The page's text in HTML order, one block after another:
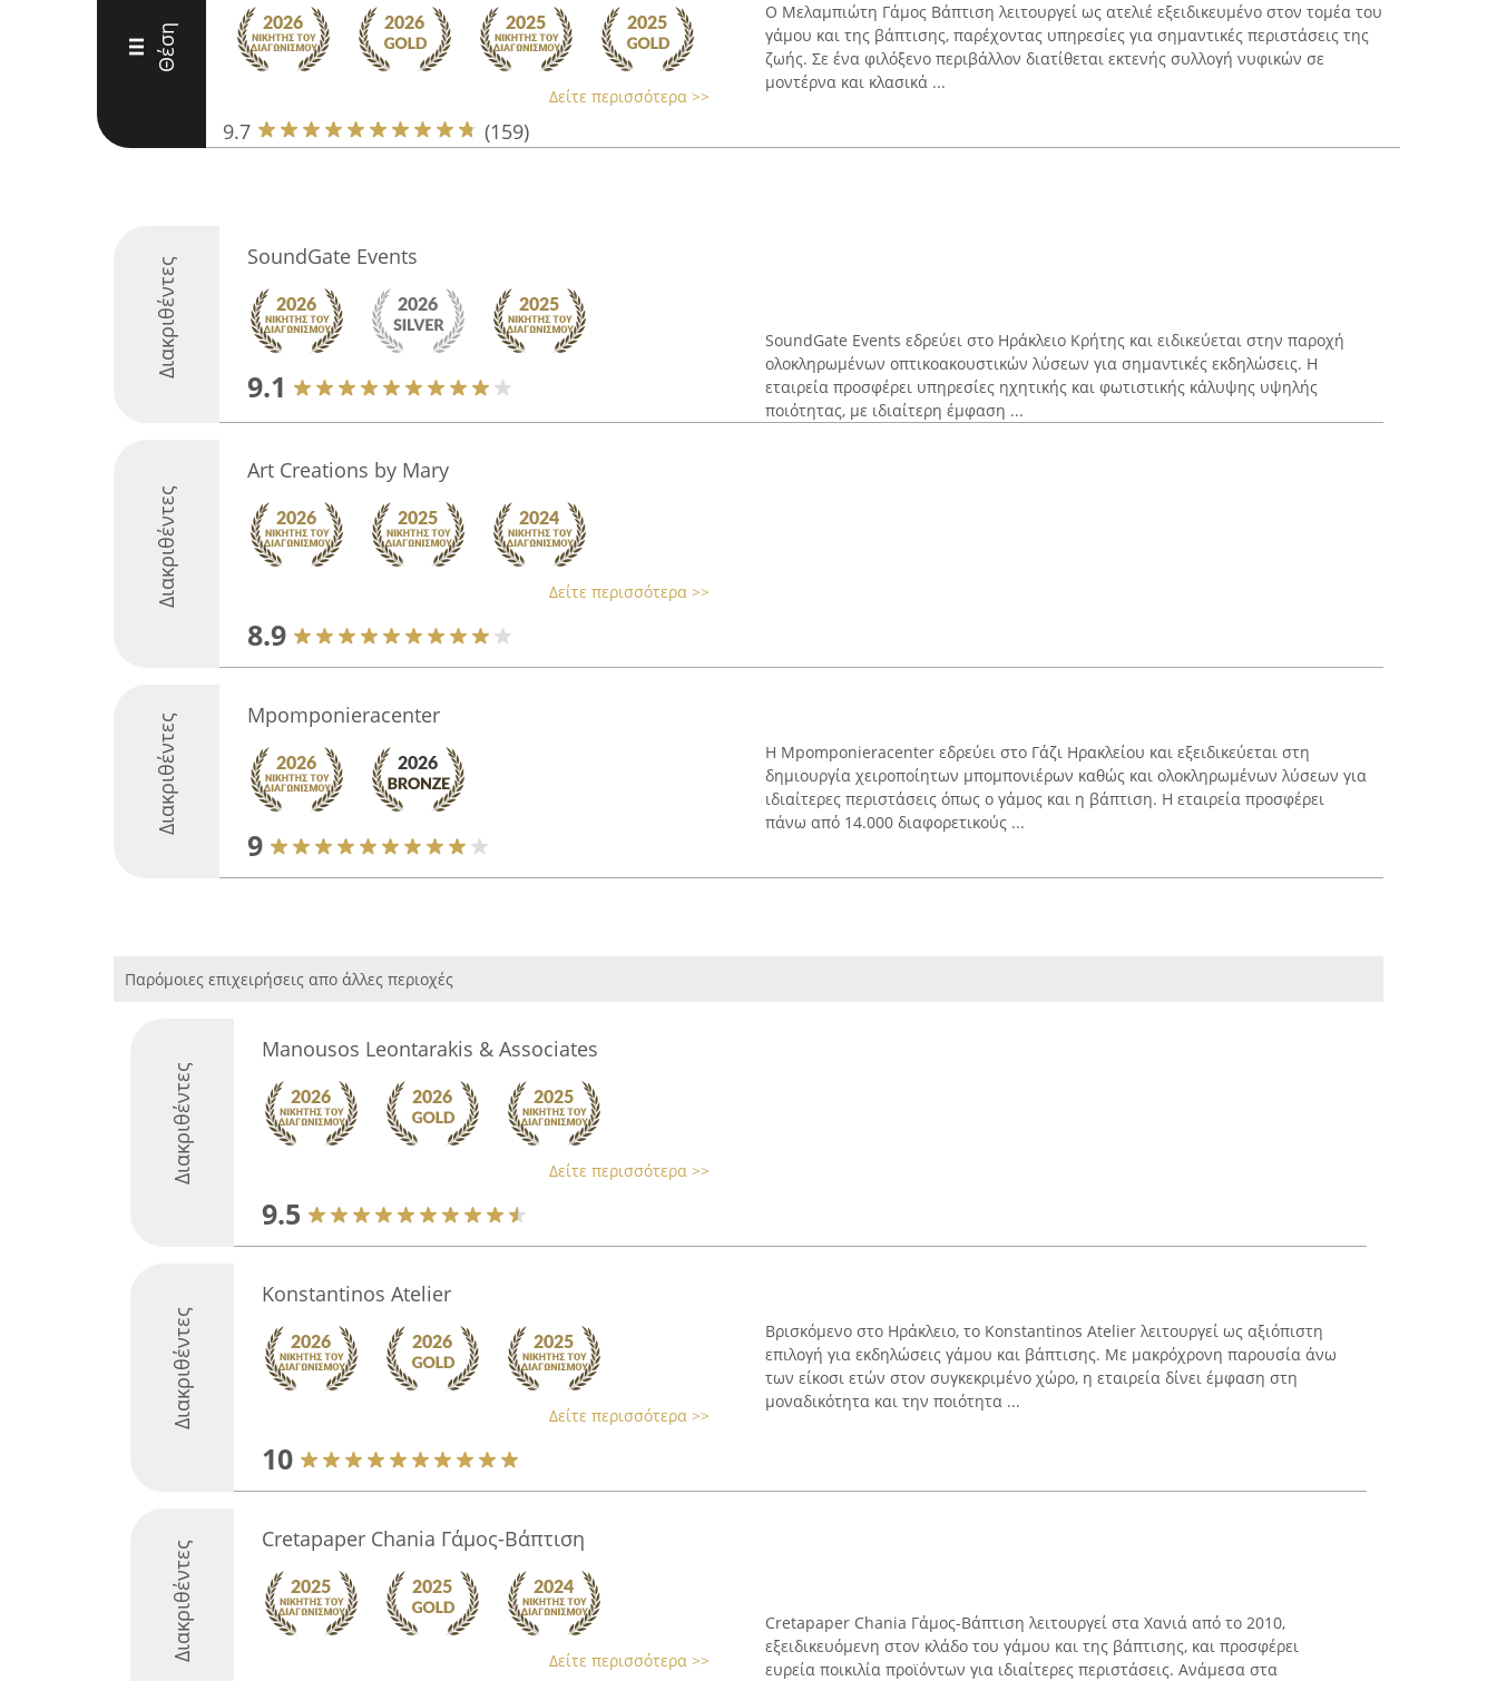
III Θέση
Δείτε περισσότερα >>
9.7 (159)
Ο Μελαμπιώτη Γάμος Βάπτιση λειτουργεί ως ατελιέ εξειδικευμένο στον τομέα του
γάμου και της βάπτισης, παρέχοντας υπηρεσίες για σημαντικές περιστάσεις της
ζωής. Σε ένα φιλόξενο περιβάλλον διατίθεται εκτενής συλλογή νυφικών σε
μοντέρνα και κλασικά ...
Διακριθέντες SoundGate Events
9.1
SoundGate Events εδρεύει στο Ηράκλειο Κρήτης και ειδικεύεται στην παροχή
ολοκληρωμένων οπτικοακουστικών λύσεων για σημαντικές εκδηλώσεις. Η
εταιρεία προσφέρει υπηρεσίες ηχητικής και φωτιστικής κάλυψης υψηλής
ποιότητας, με ιδιαίτερη έμφαση ...
Διακριθέντες
Art Creations by Mary
Δείτε περισσότερα >>
8.9
Διακριθέντες Mpomponieracenter
9
Η Mpomponieracenter εδρεύει στο Γάζι Ηρακλείου και εξειδικεύεται στη
δημιουργία χειροποίητων μπομπονιέρων καθώς και ολοκληρωμένων λύσεων για
ιδιαίτερες περιστάσεις όπως ο γάμος και η βάπτιση. Η εταιρεία προσφέρει
πάνω από 14.000 διαφορετικούς ...
Παρόμοιες επιχειρήσεις απο άλλες περιοχές
Διακριθέντες
Manousos Leontarakis & Associates
Δείτε περισσότερα >>
9.5
Διακριθέντες
Konstantinos Atelier
Δείτε περισσότερα >>
10
Βρισκόμενο στο Ηράκλειο, το Konstantinos Atelier λειτουργεί ως αξιόπιστη
επιλογή για εκδηλώσεις γάμου και βάπτισης. Με μακρόχρονη παρουσία άνω
των είκοσι ετών στον συγκεκριμένο χώρο, η εταιρεία δίνει έμφαση στη
μοναδικότητα και την ποιότητα ...
Διακριθέντες
Cretapaper Chania Γάμος-Βάπτιση
Δείτε περισσότερα >>
Cretapaper Chania Γάμος-Βάπτιση λειτουργεί στα Χανιά από το 2010,
εξειδικευόμενη στον κλάδο του γάμου και της βάπτισης, και προσφέρει
ευρεία ποικιλία προϊόντων για ιδιαίτερες περιστάσεις. Ανάμεσα στα